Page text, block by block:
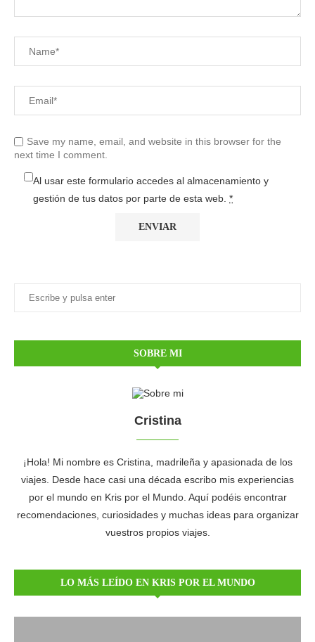
Save my name, email, and website in this browser for the
next time I comment.
Al usar este formulario accedes al almacenamiento y
gestión de tus datos por parte de esta web. *
SOBRE MI
Cristina
¡Hola! Mi nombre es Cristina, madrileña y apasionada de los
viajes. Desde hace casi una década escribo mis experiencias
por el mundo en Kris por el Mundo. Aquí podéis encontrar
recomendaciones, curiosidades y muchas ideas para organizar
vuestros propios viajes.
LO MÁS LEÍDO EN KRIS POR EL MUNDO